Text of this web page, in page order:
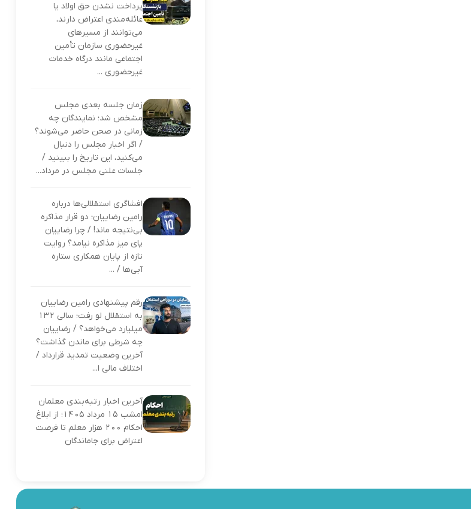
پرداخت نشدن حق اولاد یا
عائله‌مندی اعتراض دارند،
می‌توانند از مسیرهای
غیرحضوری سازمان تأمین
اجتماعی مانند درگاه خدمات
غیرحضوری ...
زمان جلسه بعدی مجلس
مشخص شد؛ نمایندگان چه
زمانی در صحن حاضر می‌شوند؟
/ اگر اخبار مجلس را دنبال
می‌کنید، این تاریخ را ببینید /
جلسات علنی مجلس در مرداد...
افشاگری استقلالی‌ها درباره
رامین رضاییان؛ دو قرار مذاکره
بی‌نتیجه ماند! / چرا رضاییان
پای میز مذاکره نیامد؟ روایت
تازه از پایان همکاری ستاره
آبی‌ها / ...
رقم پیشنهادی رامین رضاییان
به استقلال لو رفت؛ سالی ۱۳۲
میلیارد می‌خواهد؟ / رضاییان
چه شرطی برای ماندن گذاشت؟
آخرین وضعیت تمدید قرارداد /
اختلاف مالی ا...
آخرین اخبار رتبه‌بندی معلمان
امشب ۱۵ مرداد ۱۴۰۵؛ از ابلاغ
احکام ۲۰۰ هزار معلم تا فرصت
اعتراض برای جاماندگان